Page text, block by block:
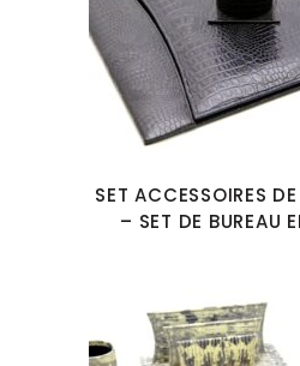
SET ACCESSOIRES
– SET DE BUREAU